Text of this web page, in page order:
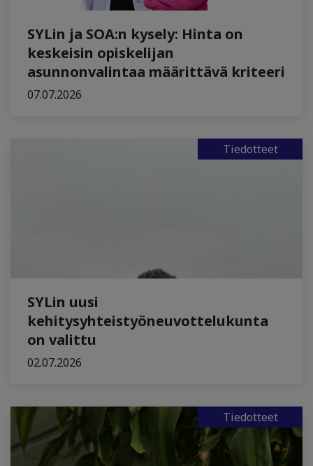
SYLin ja SOA:n kysely: Hinta on
keskeisin opiskelijan
asunnonvalintaa määrittävä kriteeri
07.07.2026
Tiedotteet
SYLin uusi
kehitysyhteistyöneuvottelukunta
on valittu
02.07.2026
Tiedotteet